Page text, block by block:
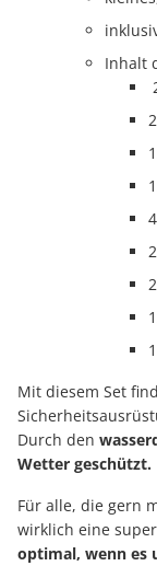
Inhalt
Mit diesem Set
Durch den
Wetter geschützt.
Für alle, die gern
wirklich eine super
optimal, wenn es